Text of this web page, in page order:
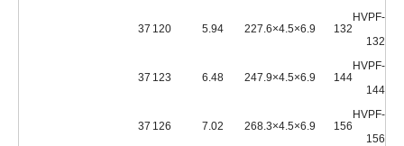
HVPF-
132
132
6.9×4.5×7.6
22
5.94
120
37
HVPF-
144
144
6.9×4.5×7.9
24
6.48
123
37
HVPF-
156
156
6.9×4.5×8.3
26
7.02
126
37